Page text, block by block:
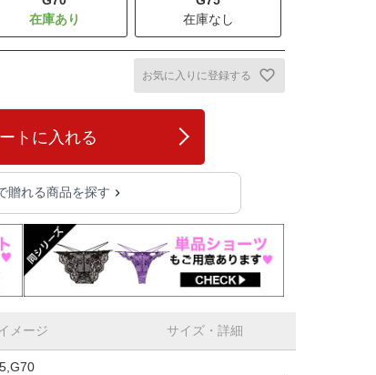
在庫なし
お気に入りに登録する
トに入れる
贈れる商品を探す
メージ サイズ・詳細